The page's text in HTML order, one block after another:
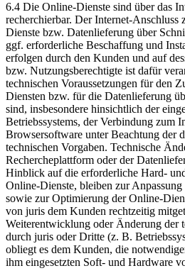
6.4 Die Online-Dienste sind über das
recherchierbar. Der Internet-
Dienste bzw. Datenlieferung über
ggf. erforderliche Beschaffung und
erfolgen durch den Kunden und auf
bzw. Nutzungsberechtigte ist dafür
technischen Voraussetzungen für den
Diensten bzw. für die Datenlieferung
sind, insbesondere hinsichtlich der
Betriebssystems, der Verbindung zum
Browsersoftware unter Beachtung der
technischen Vorgaben. Technische
Rechercheplattform oder der
Hinblick auf die erforderliche Hard-
Online-Dienste, bleiben zur
sowie zur Optimierung der Online-
von juris dem Kunden rechtzeitig
Weiterentwicklung oder Änderung der
durch juris oder Dritte (z. B.
obliegt es dem Kunden, die
ihm eingesetzten Soft- und Hardware